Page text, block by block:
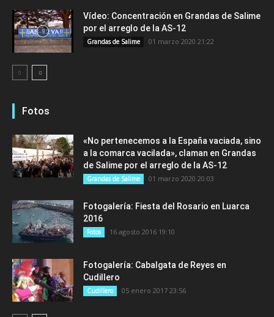
Vídeo: Concentración en Grandas de Salime
por el arreglo de la AS-12
Grandas de Salime 01 marzo 2020 21:22
Fotos
«No pertenecemos a la España vaciada, sino
a la comarca vacilada», claman en Grandas
de Salime por el arreglo de la AS-12
Grandas de Salime 01 marzo 2020 20:03
Fotogalería: Fiesta del Rosario en Luarca
2016
Fotos 16 agosto 2016 19:10
Fotogalería: Cabalgata de Reyes en
Cudillero
Cudillero 05 enero 2017 23:56